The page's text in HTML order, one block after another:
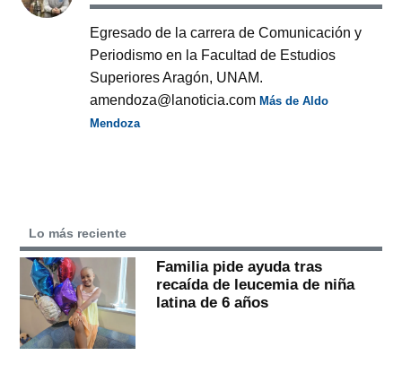
Egresado de la carrera de Comunicación y
Periodismo en la Facultad de Estudios
Superiores Aragón, UNAM.
amendoza@lanoticia.comMás de Aldo
Mendoza
Lo más reciente
Familia pide ayuda tras
recaída de leucemia de niña
latina de 6 años